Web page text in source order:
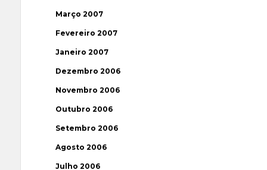
Março 2007
Fevereiro 2007
Janeiro 2007
Dezembro 2006
Novembro 2006
Outubro 2006
Setembro 2006
Agosto 2006
Julho 2006